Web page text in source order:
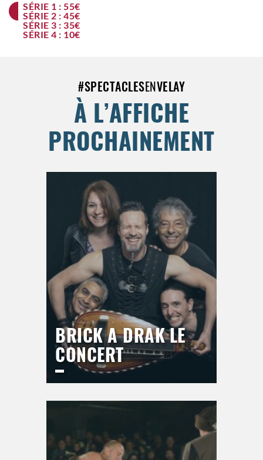
SÉRIE 1 : 55€
SÉRIE 2 : 45€
SÉRIE 3 : 35€
SÉRIE 4 : 10€
#SPECTACLESENVELAY
À L’AFFICHE
PROCHAINEMENT
BRICK A DRAK LE
CONCERT
Jeudi17 septembre 2026
>Hors saison